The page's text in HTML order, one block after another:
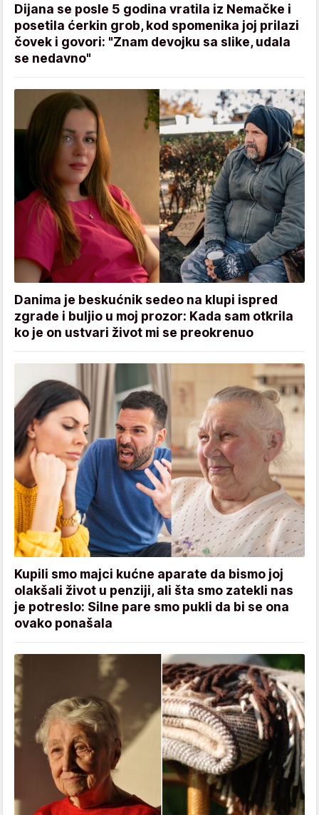
Dijana se posle 5 godina vratila iz Nemačke i
posetila ćerkin grob, kod spomenika joj prilazi
čovek i govori: "Znam devojku sa slike, udala
se nedavno"
Danima je beskućnik sedeo na klupi ispred
zgrade i buljio u moj prozor: Kada sam otkrila
ko je on ustvari život mi se preokrenuo
Kupili smo majci kućne aparate da bismo joj
olakšali život u penziji, ali šta smo zatekli nas
je potreslo: Silne pare smo pukli da bi se ona
ovako ponašala